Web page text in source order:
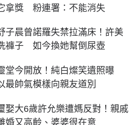
拿獎 粉連署：不能消失
子晨曾諾羅失禁拉滿床！許美
褲子 如今換她幫倒尿壺
堂今開放！純白燦笑遺照曝
帥氣模樣向親友道別
娶大6歲許允樂遭媽反對！親戚
婚又高齡、婆婆很在意